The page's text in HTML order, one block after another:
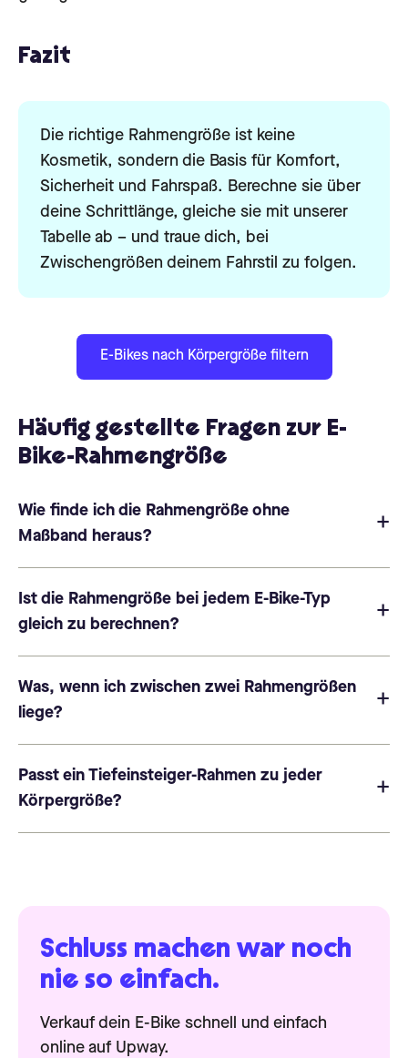
Fazit
Die richtige Rahmengröße ist keine
Kosmetik, sondern die Basis für Komfort,
Sicherheit und Fahrspaß. Berechne sie über
deine Schrittlänge, gleiche sie mit unserer
Tabelle ab – und traue dich, bei
Zwischengrößen deinem Fahrstil zu folgen.
E-Bikes nach Körpergröße filtern
Häufig gestellte Fragen zur E-
Bike-Rahmengröße
Wie finde ich die Rahmengröße ohne
Maßband heraus?
Ist die Rahmengröße bei jedem E-Bike-Typ
gleich zu berechnen?
Was, wenn ich zwischen zwei Rahmengrößen
liege?
Passt ein Tiefeinsteiger-Rahmen zu jeder
Körpergröße?
Schluss machen war noch
nie so einfach.
Verkauf dein E-Bike schnell und einfach
online auf Upway.